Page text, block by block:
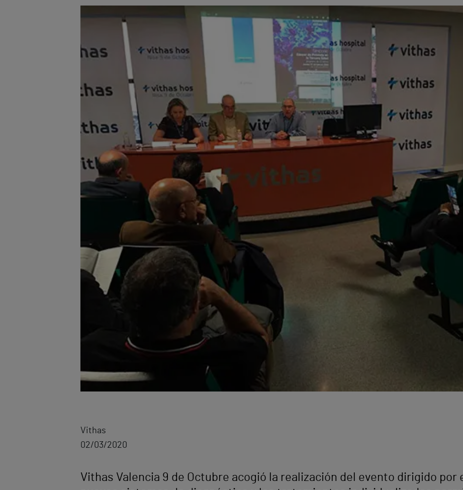
Vithas
02/03/2020
Vithas Valencia 9 de Octubre acogió la realización del evento dirigido por